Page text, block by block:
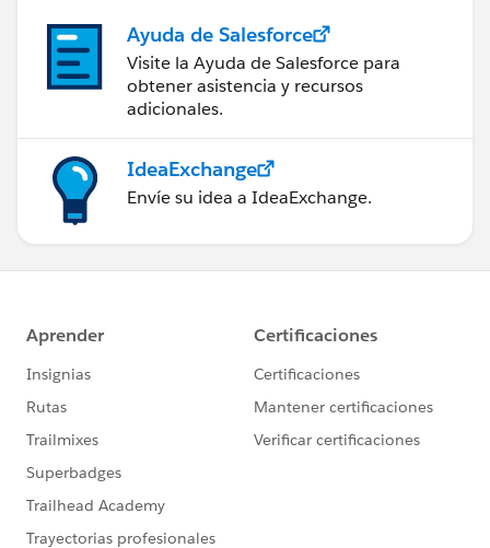
Ayuda de Salesforce
Visite la Ayuda de Salesforce para
obtener asistencia y recursos
adicionales.
IdeaExchange
Envíe su idea a IdeaExchange.